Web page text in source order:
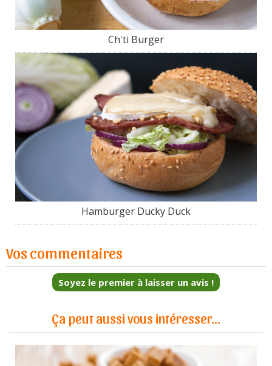
Ch'ti Burger
Hamburger Ducky Duck
Vos commentaires
Soyez le premier à laisser un avis !
Ça peut aussi vous intéresser...